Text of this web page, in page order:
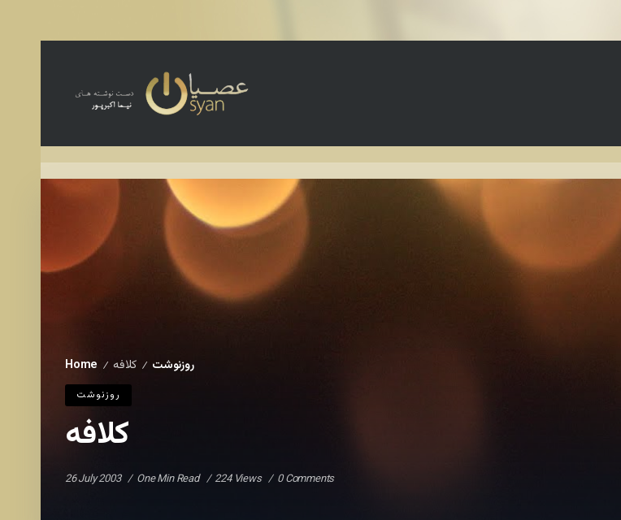
Home / روزنوشت / کلافه
روزنوشت
کلافه
26 July 2003 One Min Read 224 Views 0 Comments